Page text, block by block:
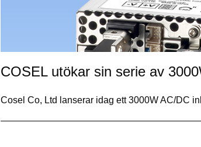
COSEL utökar sin serie av
Cosel Co, Ltd lanserar idag ett 3000W AC/DC